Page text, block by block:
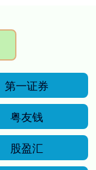
第一证券
粤友钱
股盈汇